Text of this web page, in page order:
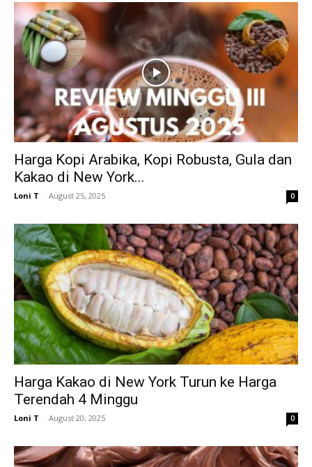
Harga Kopi Arabika, Kopi Robusta, Gula dan
Kakao di New York...
Loni T - August 25, 2025 0
Harga Kakao di New York Turun ke Harga
Terendah 4 Minggu
Loni T - August 20, 2025 0